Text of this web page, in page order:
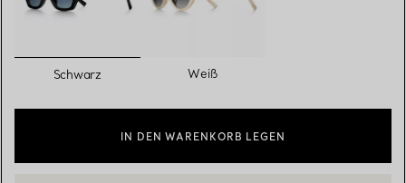
Schwarz Weiß
IN DEN WARENKORB LEGEN